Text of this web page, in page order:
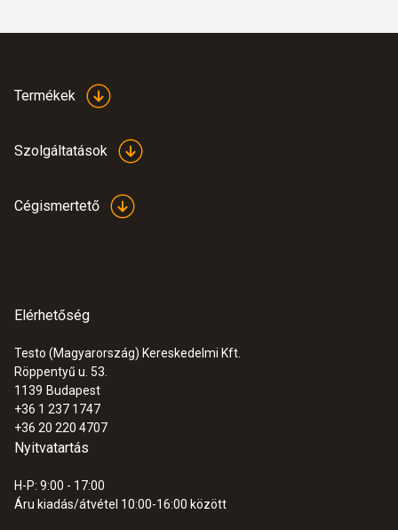
Termékek
Szolgáltatások
Cégismertető
Elérhetőség
Testo (Magyarország) Kereskedelmi Kft.
Röppentyű u. 53.
1139 Budapest
+36 1 237 1747
+36 20 220 4707
Nyitvatartás
H-P: 9:00 - 17:00
Áru kiadás/átvétel 10:00-16:00 között